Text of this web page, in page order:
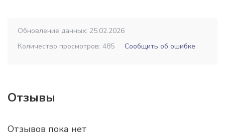
Обновление данных: 25.02.2026
Количество просмотров: 485
Сообщить об ошибке
Отзывы
Отзывов пока нет